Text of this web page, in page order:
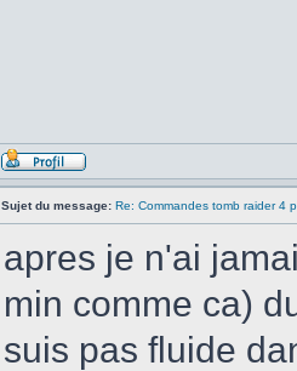
Sujet du message: Re: Commandes tomb raider 4
apres je n'ai
min comme ca)
suis pas fluide